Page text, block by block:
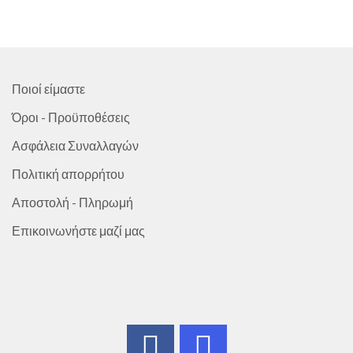
Ποιοί είμαστε
Όροι - Προϋποθέσεις
Ασφάλεια Συναλλαγών
Πολιτική απορρήτου
Αποστολή - Πληρωμή
Επικοινωνήστε μαζί μας